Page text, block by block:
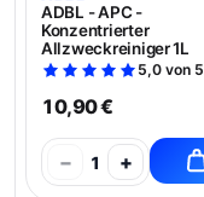
ADBL - APC -
Konzentrierter
Allzweckreiniger 1L
5,0 von 5
10,90 €
− 1 +